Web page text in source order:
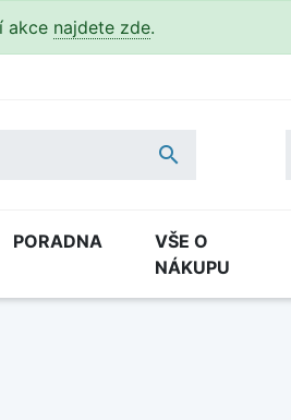
akce najdete zde.

PORADNA
VŠE O
NÁKUPU